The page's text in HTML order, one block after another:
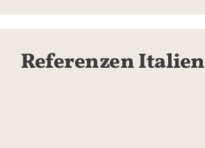
Referenzen Italien